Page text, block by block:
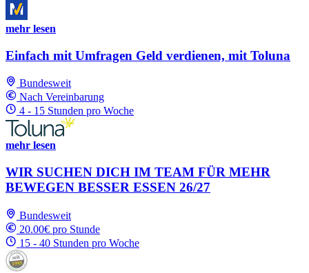
mehr lesen
Einfach mit Umfragen Geld verdienen, mit Toluna
Bundesweit
Nach Vereinbarung
4 - 15 Stunden pro Woche
mehr lesen
WIR SUCHEN DICH IM TEAM FÜR MEHR
BEWEGEN BESSER ESSEN 26/27
Bundesweit
20.00€ pro Stunde
15 - 40 Stunden pro Woche